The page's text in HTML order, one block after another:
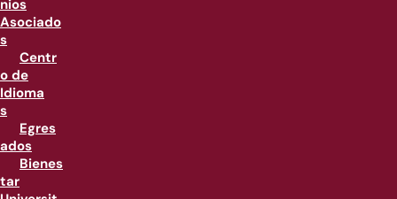
nios
Asociado
s
Centr
o de
Idioma
s
Egres
ados
Bienes
tar